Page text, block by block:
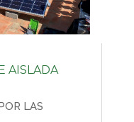
AISLADA
LAS